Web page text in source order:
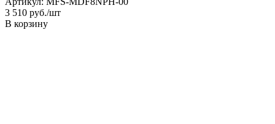
3 510 руб./шт
В корзину